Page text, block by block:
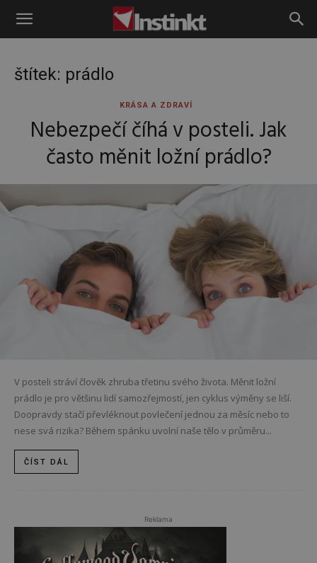
Instinkt
štítek: prádlo
KRÁSA A ZDRAVÍ
Nebezpečí číhá v posteli. Jak
často měnit ložní prádlo?
V posteli stráví člověk zhruba třetinu svého života. Měnit ložní
prádlo je pro většinu lidí samozřejmostí, jen cyklus výměny se liší.
Doopravdy stačí převléknout povlečení jednou za měsíc nebo to
nese svá rizika? Během spánku uvolní naše tělo v průměru...
ČÍST DÁL
Reklama